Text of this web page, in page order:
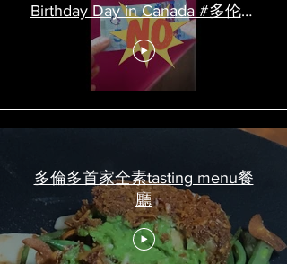
Birthday Day in Canada #多伦多
吃喝玩乐 #多伦多美食
#torontofood
多倫多首家全素tasting menu餐
廳